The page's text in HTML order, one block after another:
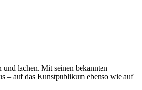
und lachen. Mit seinen bekannten
– auf das Kunstpublikum ebenso wie auf